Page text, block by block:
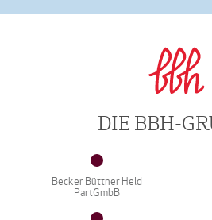
DIE BBH-
Becker Büttner Held
PartGmbB